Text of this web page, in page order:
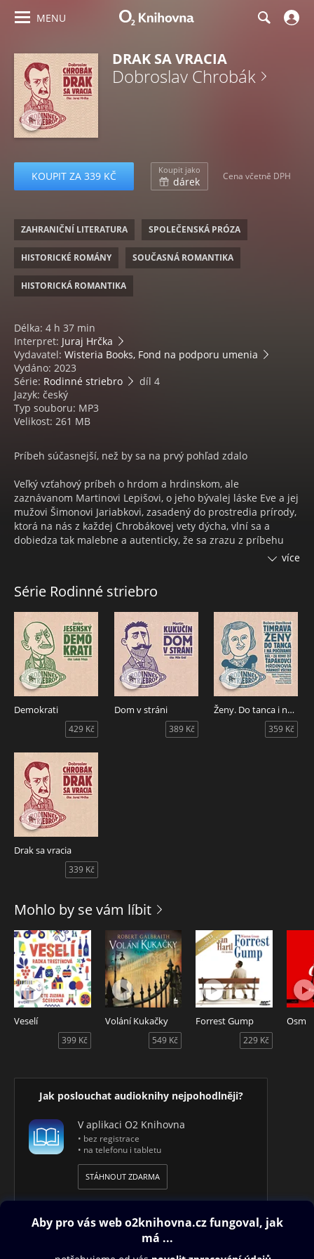
MENU
DRAK SA VRACIA
Dobroslav Chrobák
KOUPIT ZA 339 KČ Koupit jako
dárek Cena včetně DPH
ZAHRANIČNÍ LITERATURA SPOLEČENSKÁ PRÓZA
HISTORICKÉ ROMÁNY SOUČASNÁ ROMANTIKA
HISTORICKÁ ROMANTIKA
Délka: 4 h 37 min
Interpret: Juraj Hrčka
Vydavatel: Wisteria Books, Fond na podporu umenia
Vydáno: 2023
Série: Rodinné striebro
díl 4
Jazyk: český
Typ souboru: MP3
Velikost: 261 MB
Príbeh súčasnejší, než by sa na prvý pohľad zdalo
Veľký vzťahový príbeh o hrdom a hrdinskom, ale
zaznávanom Martinovi Lepišovi, o jeho bývalej láske Eve a jej
mužovi Šimonovi Jariabkovi, zasadený do prostredia prírody,
ktorá na nás z každej Chrobákovej vety dýcha, vlní sa a
dobiedza tak malebne a autenticky, že sa zrazu z príbehu
stáva rozprávka, zasadená do romantizujúcej krajiny; je
povery, predpojatosť, závisť, strach z nepoznaného, zbabelé
správanie, oportunizmus, slabošské ľudské konanie – a nad
tým všetkým lásku, ktorá v nekonečných cykloch dáva zmysel
nášmu životu a robí ho znesiteľnejším...
- Scarlett Čanakyová
Vydanie audioknihy z verejných zdrojov podporil Fond na
podporu umenia
autor: © Dobroslav Chrobák (1943) interpret: Ⓟ Juraj Hrčka
2023 zvuk © Miro Lantaj /Miroslav Králik 2023 hudba ©
EddieHoncha 2023 réžia © Scarlett Čanakyová 2023
ilustrácie © Ďuro Balogh 2023 grafická úprava © Ryc Trable
2023 foto © Stanka Topoľská 2022 Vyrobila WISTERIA BOOKS
s.r.o. Bratislava Ⓟ 2023 © 2023
Audiokniha Drak sa vracia - autor Dobroslav Chrobák, čte
Juraj Hrčka.
více
Série Rodinné striebro
Demokrati
429 Kč
Dom v stráni
389 Kč
Ženy. Do tanca i na počúvanie
359 Kč
Drak sa vracia
339 Kč
Mohlo by se vám líbit
Veselí
399 Kč
Volání Kukačky
549 Kč
Forrest Gump
229 Kč
Osm
Jak poslouchat audioknihy nejpohodlněji?
V aplikaci O2 Knihovna
• bez registrace
• na telefonu i tabletu
STÁHNOUT ZDARMA